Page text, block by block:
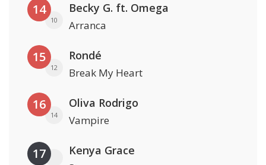
14
10
Becky G. ft. Omega
Arranca
15
12
Rondé
Break My Heart
16
14
Oliva Rodrigo
Vampire
17 Kenya Grace